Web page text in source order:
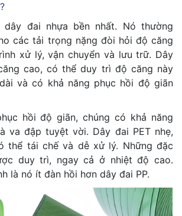
dây đai nhựa bền nhất. Nó thường
các tải trọng nặng đòi hỏi độ căng
xử lý, vận chuyển và lưu trữ. Dây
cao, có thể duy trì độ căng này
và có khả năng phục hồi độ giãn
hồi độ giãn, chúng có khả năng
va đập tuyệt vời. Dây đai PET nhẹ,
thể tái chế và dễ xử lý. Những đặc
duy trì, ngay cả ở nhiệt độ cao.
là nó ít đàn hồi hơn dây đai PP.